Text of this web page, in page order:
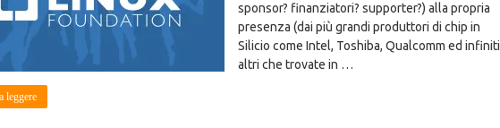
sponsor? finanziatori? supporter?) alla propria
presenza (dai più grandi produttori di chip in
Silicio come Intel, Toshiba, Qualcomm ed infiniti
altri che trovate in …
leggere